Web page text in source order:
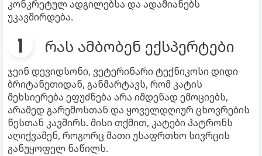
კონკრეტულ ადგილებსა და ადამიანებს
უკავშირდება.
რას ამბობენ ექსპერტები
ჯეინ დევიდსონი, ვეტერინარი ტექნიკოსი დიდი
ბრიტანეთიდან, განმარტავს, რომ კატის
მეხსიერება ეფუძნება არა იმდენად ემოციებს,
არამედ გარემოსთან და ყოველდღიურ ცხოვრების
წესთან კავშირს. მისი თქმით, კატები პატრონს
აღიქვამენ, როგორც მათი უსაფრთხო სივრცის
განუყოფელ ნაწილს.